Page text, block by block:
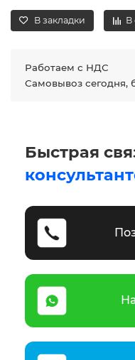
В закладки В
Работаем с НДС
Самовывоз сегодня,
Быстрая